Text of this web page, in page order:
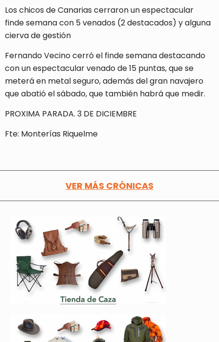
Los chicos de Canarias cerraron un espectacular
finde semana con 5 venados (2 destacados) y alguna
cierva de gestión
Fernando Vecino cerró el finde semana destacando
con un espectacular venado de 15 puntas, que se
meterá en metal seguro, además del gran navajero
que abatió el sábado, que también habrá que medir.
PROXIMA PARADA. 3 DE DICIEMBRE
Fte: Monterías Riquelme
VER MÁS CRÓNICAS